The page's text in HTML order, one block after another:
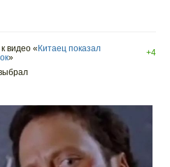
к видео « Китаец показал
»
+4